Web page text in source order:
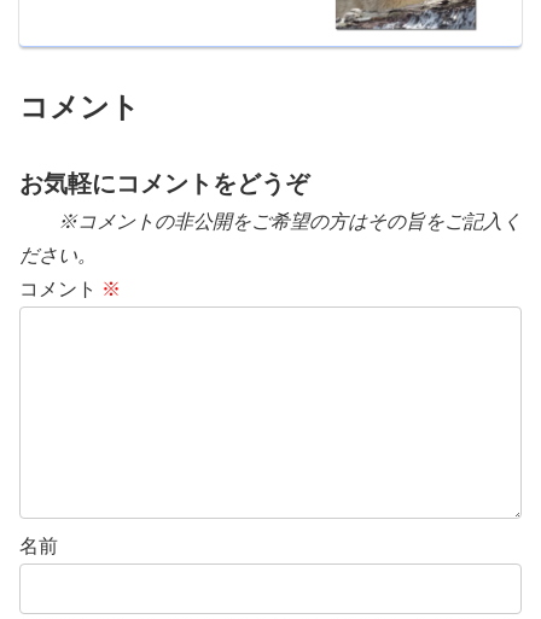
コメント
お気軽にコメントをどうぞ
※コメントの非公開をご希望の方はその旨をご記入く
ださい。
コメント ※
名前